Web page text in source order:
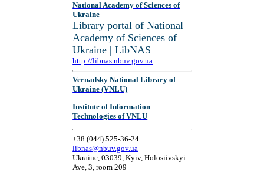
National Academy of Sciences of
Ukraine
Library portal of National
Academy of Sciences of
Ukraine | LibNAS
http://libnas.nbuv.gov.ua
Vernadsky National Library of
Ukraine (VNLU)
Institute of Information
Technologies of VNLU
+38 (044) 525-36-24
libnas@nbuv.gov.ua
Ukraine, 03039, Kyiv, Holosiivskyi
Ave, 3, room 209